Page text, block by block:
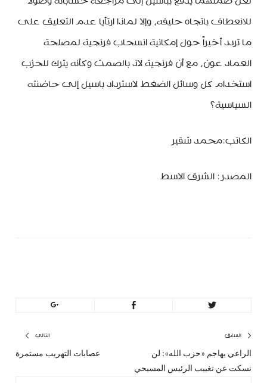
للانعطاف باتجاه حليفه، وإلا لماذا ارتأيا عدم التعليق على
ما تردد أخيراً حول إمكانية انسحاب فرنجية لمصلحة
العماد عون، مع أن فرنجية لاذ بالصمت وكأنه يترك للحزب
استخدام كل وسائل الضغط لاسترداد باسيل إلى حاضنته
السياسية؟
الكاتب:محمد شقير
المصدر: الشرق الاسط
تصفّح
المقالات
السابق
المقال
الراعي يهاجم «حزب الله»: لن
نسكت عن تغييب الرئيس المسيحي
التالي
عصابات التهريب مستمرة